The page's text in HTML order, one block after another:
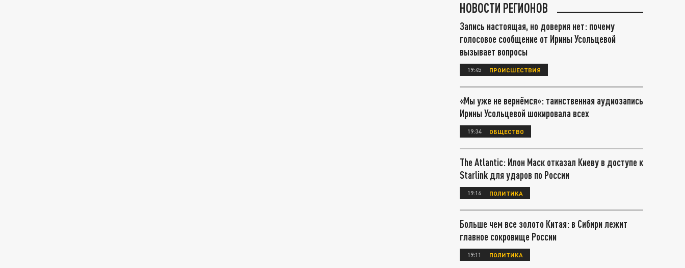
НОВОСТИ РЕГИОНОВ
Запись настоящая, но доверия нет: почему
голосовое сообщение от Ирины Усольцевой
вызывает вопросы
19:45 ПРОИСШЕСТВИЯ
«Мы уже не вернёмся»: таинственная аудиозапись
Ирины Усольцевой шокировала всех
19:34 ОБЩЕСТВО
The Atlantic: Илон Маск отказал Киеву в доступе к
Starlink для ударов по России
19:16 ПОЛИТИКА
Больше чем все золото Китая: в Сибири лежит
главное сокровище России
19:11 ПОЛИТИКА